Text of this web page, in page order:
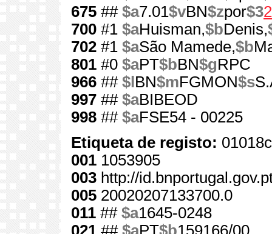
675 ## $a7.01$vBN$zpor$3
700 #1 $aHuisman,$bDenis,
702 #1 $aSão Mamede,$b
801 #0 $aPT$bBN$gRPC
966 ## $l BN$mFGMON$s
997 ## $aBIBEOD
998 ## $aFSE54 - 00225
Etiqueta de registo:
001 1053905
003 http://
005 20020207133700.0
011 ## $a1645-0248
021 ## $aPT$b159166/00